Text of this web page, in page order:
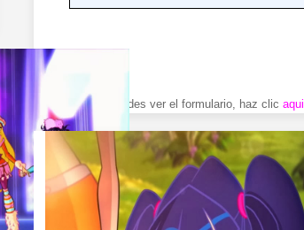
Si no puedes ver el formulario, haz clicaqui